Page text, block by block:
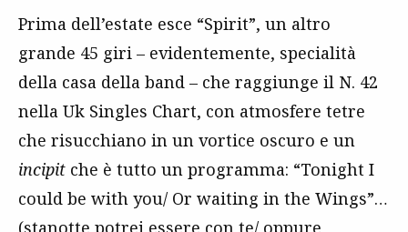
Prima dell’estate esce “Spirit”, un altro
grande 45 giri – evidentemente, specialità
della casa della band – che raggiunge il N. 42
nella Uk Singles Chart, con atmosfere tetre
che risucchiano in un vortice oscuro e un
incipit che è tutto un programma: “Tonight I
could be with you/ Or waiting in the Wings”…
(stanotte potrei essere con te/ oppure